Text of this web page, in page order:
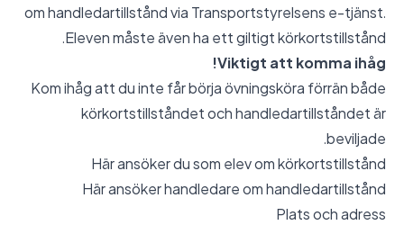
om handledartillstånd via Transportstyrelsens e-tjänst.
Eleven måste även ha ett giltigt körkortstillstånd.
Viktigt att komma ihåg!
Kom ihåg att du inte får börja övningsköra förrän både
körkortstillståndet och handledartillståndet är
beviljade.
Här ansöker du som elev om körkortstillstånd
Här ansöker handledare om handledartillstånd
Plats och adress